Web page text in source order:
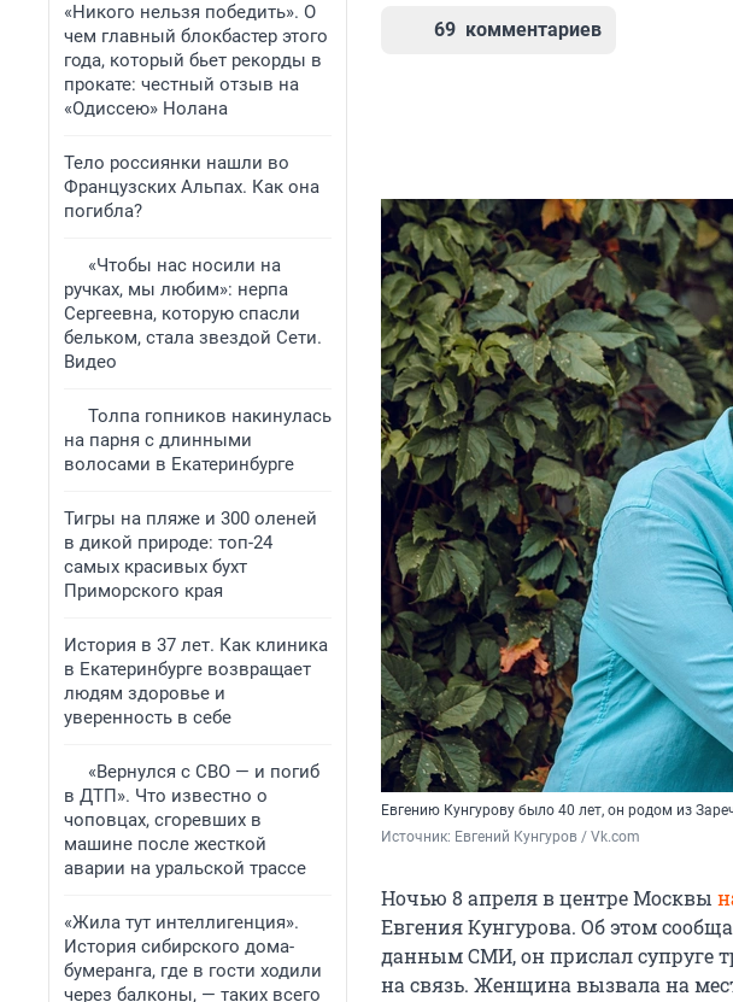
«Никого нельзя победить». О
чем главный блокбастер этого
года, который бьет рекорды в
прокате: честный отзыв на
«Одиссею» Нолана
Тело россиянки нашли во
Французских Альпах. Как она
погибла?
«Чтобы нас носили на
ручках, мы любим»: нерпа
Сергеевна, которую спасли
бельком, стала звездой Сети.
Видео
Толпа гопников накинулась
на парня с длинными
волосами в Екатеринбурге
Тигры на пляже и 300 оленей
в дикой природе: топ-24
самых красивых бухт
Приморского края
История в 37 лет. Как клиника
в Екатеринбурге возвращает
людям здоровье и
уверенность в себе
«Вернулся с СВО — и погиб
в ДТП». Что известно о
чоповцах, сгоревших в
машине после жесткой
аварии на уральской трассе
«Жила тут интеллигенция».
История сибирского дома-
бумеранга, где в гости ходили
через балконы, — таких всего
69 комментариев
Евгению Кунгурову было 40 лет, он родом из
Источник: Евгений Кунгуров / Vk.com
Ночью 8 апреля в центре Москвы
Евгения Кунгурова. Об этом
данным СМИ, он прислал супруге
на связь. Женщина вызвала на